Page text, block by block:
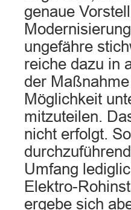
genaue
ungefähre
reiche dazu in
der
Möglichkeit
mitzuteilen.
nicht erfolgt.
Umfang
Elektro-
ergebe sich